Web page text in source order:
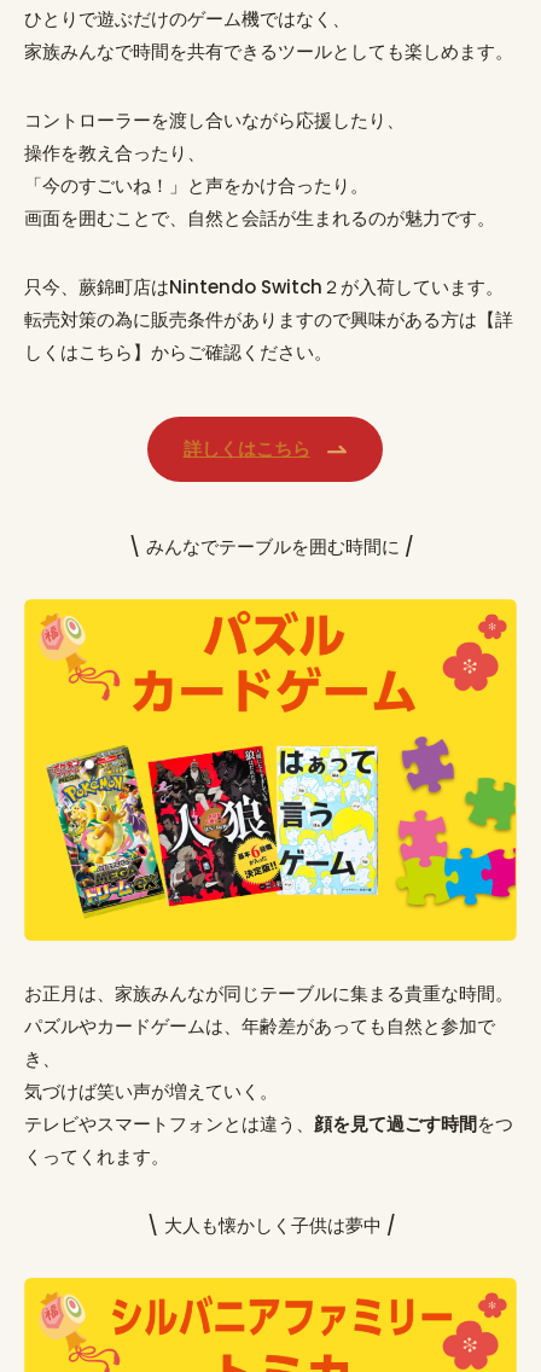
ひとりで遊ぶだけのゲーム機ではなく、
家族みんなで時間を共有できるツールとしても楽しめます。
コントローラーを渡し合いながら応援したり、
操作を教え合ったり、
「今のすごいね！」と声をかけ合ったり。
画面を囲むことで、自然と会話が生まれるのが魅力です。
只今、蕨錦町店はNintendo Switch２が入荷しています。
転売対策の為に販売条件がありますので興味がある方は【詳
しくはこちら】からご確認ください。
詳しくはこちら
\ みんなでテーブルを囲む時間に /
お正月は、家族みんなが同じテーブルに集まる貴重な時間。
パズルやカードゲームは、年齢差があっても自然と参加で
き、
気づけば笑い声が増えていく。
テレビやスマートフォンとは違う、 顔を見て過ごす時間をつ
くってくれます。
\ 大人も懐かしく子供は夢中 /